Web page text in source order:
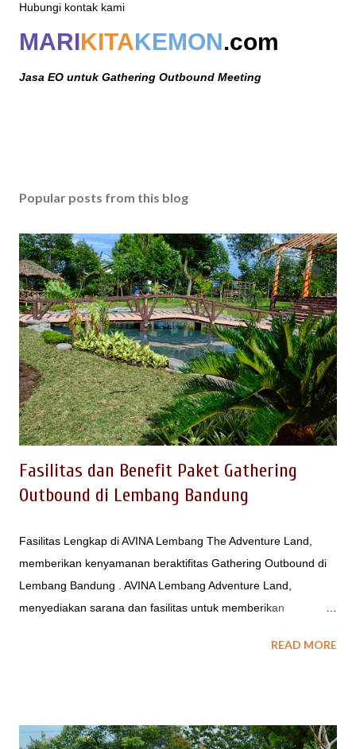
Hubungi kontak kami
MARIKITAKEMON.com
Jasa EO untuk Gathering Outbound Meeting
Popular posts from this blog
Fasilitas dan Benefit Paket Gathering
Outbound di Lembang Bandung
Fasilitas Lengkap di AVINA Lembang The Adventure Land,
memberikan kenyamanan beraktifitas Gathering Outbound di
Lembang Bandung . AVINA Lembang Adventure Land,
menyediakan sarana dan fasilitas untuk memberikan
Outbound - Camping di sini. AVINA Lembang Adventure Land
Company Gathering, Outbound, Family Gathering maupun
READ MORE